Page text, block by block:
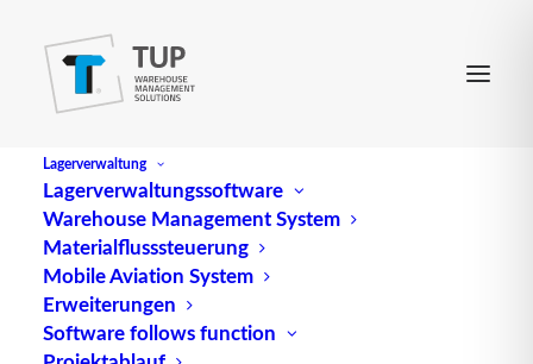
Lagerverwaltung
Lagerverwaltungssoftware
Warehouse Management System
Materialflusssteuerung
Mobile Aviation System
Erweiterungen
Software follows function
Alle 0-9 A B C D E
O
P Q R S T
Results: 1